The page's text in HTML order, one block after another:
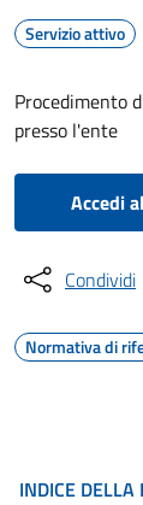
Servizio attivo
Procedimento
presso l'ente
Accedi
Condividi
Normativa di
INDICE DELLA